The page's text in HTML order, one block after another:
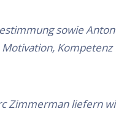
sowie
Zimmerman liefern